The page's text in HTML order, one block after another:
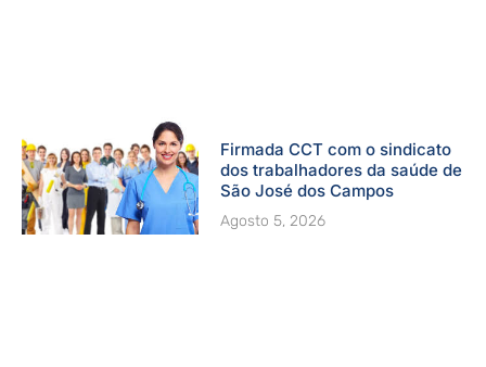
Firmada CCT com o sindicato
dos trabalhadores da saúde de
São José dos Campos
Agosto 5, 2026